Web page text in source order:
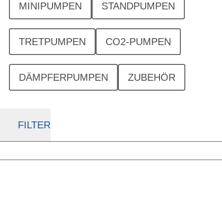
MINIPUMPEN STANDPUMPEN
TRETPUMPEN CO2-PUMPEN
DÄMPFERPUMPEN ZUBEHÖR
FILTER